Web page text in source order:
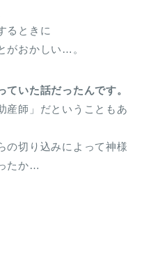
るときに
がおかしい…。
いた話だったんです。
産師」だということもあ
の切り込みによって神様
たか…